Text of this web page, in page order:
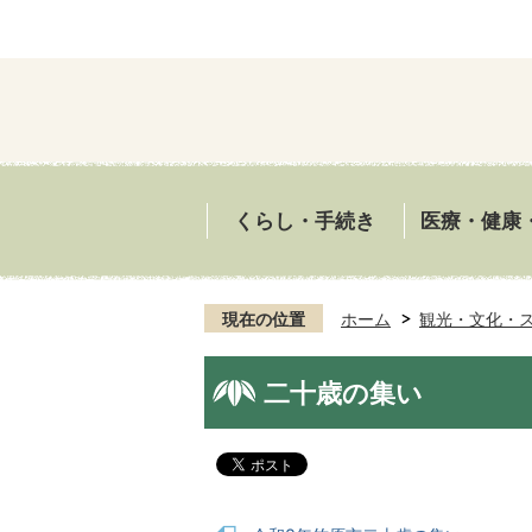
くらし・手続き 医療・健康
現在の位置 ホーム 観光・文化・
二十歳の集い